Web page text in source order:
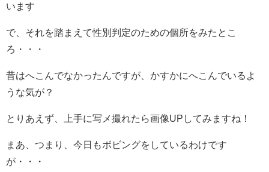
います
で、それを踏まえて性別判定のための個所をみたとこ
ろ・・・
昔はへこんでなかったんですが、かすかにへこんでいるよ
うな気が？
とりあえず、上手に写メ撮れたら画像UPしてみますね！
まあ、つまり、今日もボビングをしているわけです
が・・・